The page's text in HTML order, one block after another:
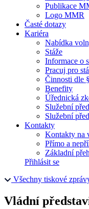
Publikace
Logo MMR
Časté dotazy
Kariéra
Nabídka
Stáže
Informace o
Pracuj pro
Činnosti dle
Benefity
Úřednická
Služební
Služební
Kontakty
Kontakty na
Přímo a
Základní
Přihlásit se
Všechny tiskové
Vládní